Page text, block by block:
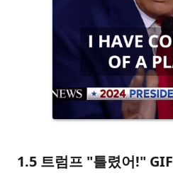
1.5 트럼프 "틀렸어!" GIF